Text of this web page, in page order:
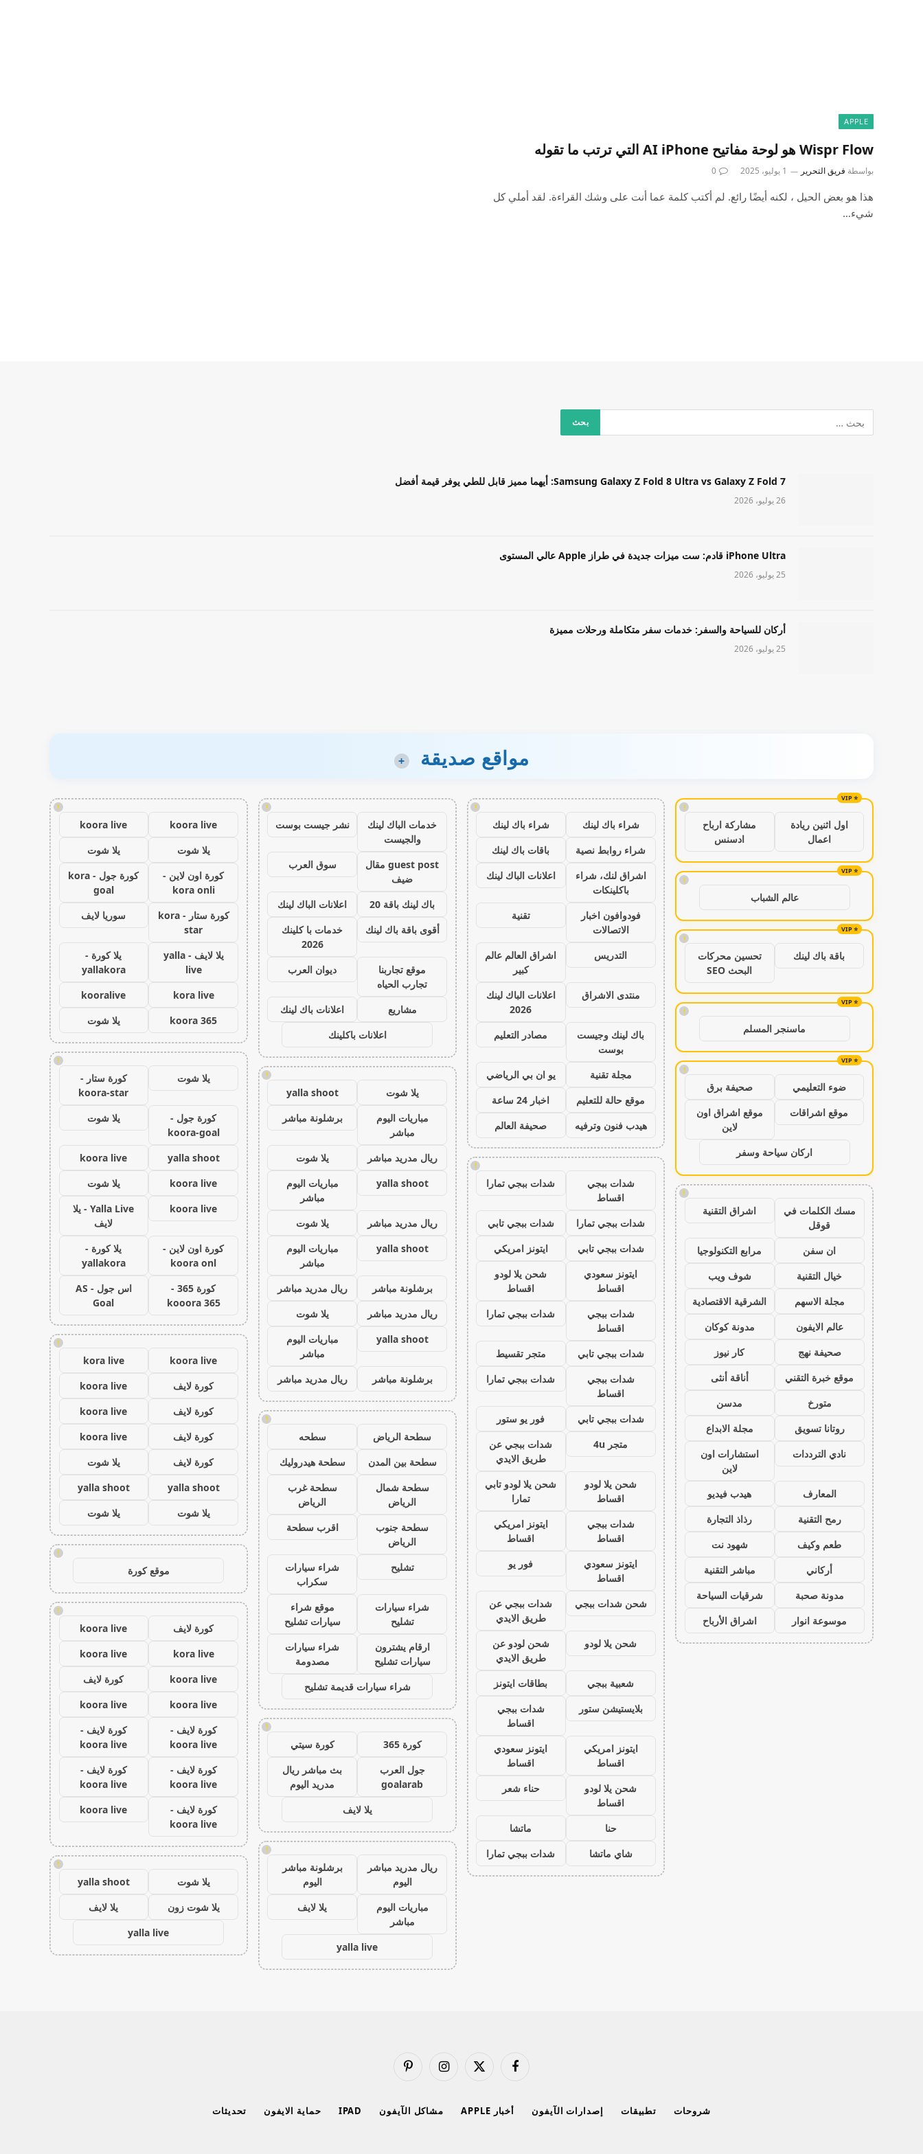
APPLE
Wispr Flow هو لوحة مفاتيح AI iPhone التي ترتب ما تقوله
بواسطة فريق التحرير 1 يوليو، 2025 0
هذا هو بعض الحيل ، لكنه أيضًا رائع. لم أكتب كلمة عما أنت على وشك القراءة. لقد أملي كل
شيء…
Samsung Galaxy Z Fold 8 Ultra vs Galaxy Z Fold 7: أيهما مميز قابل للطي يوفر قيمة أفضل
26 يوليو، 2026
iPhone Ultra قادم: ست ميزات جديدة في طراز Apple عالي المستوى
25 يوليو، 2026
أركان للسياحة والسفر: خدمات سفر متكاملة ورحلات مميزة
25 يوليو، 2026
مواقع صديقة +
!
اول اثنين ريادة
اعمال
مشاركة ارباح
ادسنس
!
عالم الشباب
!
باقة باك لينك
تحسين محركات
البحث SEO
!
ماسنجر المسلم
!
ضوء التعليمي
صحيفة برق
موقع اشراقات
موقع اشراق اون
لاين
اركان سياحة وسفر
!
مسك الكلمات في
قوقل
اشراق التقنية
ان سفن
مرابع التكنولوجيا
خيال التقنية
شوف ويب
مجلة الاسهم
الشرقية الاقتصادية
عالم الايفون
مدونة كوكان
صحيفة نهج
كار نيوز
موقع خبرة التقني
أناقة أنثى
متورخ
مدسن
روتانا تسويق
مجلة الابداع
نادي الترددات
استشارات اون
لاين
المعارف
هيدب فيديو
رمح التقنية
رذاذ التجارة
طعم وكيف
شهود نت
أركاني
مباشر التقنية
مدونة صحبة
شرقيات السياحة
موسوعة انوار
اشراق الأرباح
!
شراء باك لينك
شراء باك لينك
شراء روابط نصية
باقات باك لينك
اشراق لنك، شراء
باكلينكات
اعلانات الباك لينك
فودوافون اخبار
الاتصالات
تقنية
التدريس
اشراق العالم عالم
كبير
منتدى الاشراق
اعلانات الباك لينك
2026
باك لينك وجيست
بوست
مصادر التعليم
مجلة تقنية
يو ان بي الرياضي
موقع حالة للتعليم
اخبار 24 ساعة
هيدب فنون وترفيه
صحيفة العالم
!
شدات ببجي
اقساط
شدات ببجي تمارا
شدات ببجي تمارا
شدات ببجي تابي
شدات ببجي تابي
ايتونز امريكي
ايتونز سعودي
اقساط
شحن يلا لودو
اقساط
شدات ببجي
اقساط
شدات ببجي تمارا
شدات ببجي تابي
متجر تقسيط
شدات ببجي
اقساط
شدات ببجي تمارا
شدات ببجي تابي
فور يو ستور
متجر 4u
شدات ببجي عن
طريق الايدي
شحن يلا لودو
اقساط
شحن يلا لودو تابي
تمارا
شدات ببجي
اقساط
ايتونز امريكي
اقساط
ايتونز سعودي
اقساط
فور يو
شحن شدات ببجي
شدات ببجي عن
طريق الايدي
شحن يلا لودو
شحن لودو عن
طريق الايدي
شعبية ببجي
بطاقات ايتونز
بلايستيشن ستور
شدات ببجي
اقساط
ايتونز امريكي
اقساط
ايتونز سعودي
اقساط
شحن يلا لودو
اقساط
حناء شعر
حنا
ماتشا
شاي ماتشا
شدات ببجي تمارا
!
خدمات الباك لينك
والجيست
نشر جيست بوست
guest post مقال
ضيف
سوق العرب
باك لينك باقة 20
اعلانات الباك لينك
أقوى باقة باك لينك
خدمات با كلينك
2026
موقع تجاربنا
تجارب الحياه
ديوان العرب
مشاريع
اعلانات باك لينك
اعلانات باكلينك
!
يلا شوت
yalla shoot
مباريات اليوم
مباشر
برشلونة مباشر
ريال مدريد مباشر
يلا شوت
yalla shoot
مباريات اليوم
مباشر
ريال مدريد مباشر
يلا شوت
yalla shoot
مباريات اليوم
مباشر
برشلونة مباشر
ريال مدريد مباشر
ريال مدريد مباشر
يلا شوت
yalla shoot
مباريات اليوم
مباشر
برشلونة مباشر
ريال مدريد مباشر
!
سطحة الرياض
سطحه
سطحة بين المدن
سطحة هيدروليك
سطحة شمال
الرياض
سطحة غرب
الرياض
سطحة جنوب
الرياض
اقرب سطحة
تشليح
شراء سيارات
سكراب
شراء سيارات
تشليح
موقع شراء
سيارات تشليح
ارقام يشترون
سيارات تشليح
شراء سيارات
مصدومة
شراء سيارات قديمة تشليح
!
كورة 365
كورة سيتي
جول العرب
goalarab
بث مباشر ريال
مدريد اليوم
يلا لايف
!
ريال مدريد مباشر
اليوم
برشلونة مباشر
اليوم
مباريات اليوم
مباشر
يلا لايف
yalla live
!
koora live
koora live
يلا شوت
يلا شوت
كورة اون لاين -
kora onli
كورة جول - kora
goal
كورة ستار - kora
star
سوريا لايف
يلا لايف - yalla
live
يلا كورة -
yallakora
kora live
kooralive
koora 365
يلا شوت
!
يلا شوت
كورة ستار -
koora-star
كورة جول -
koora-goal
يلا شوت
yalla shoot
koora live
koora live
يلا شوت
koora live
Yalla Live - يلا
لايف
كورة اون لاين -
koora onl
يلا كورة -
yallakora
كورة 365 -
kooora 365
اس جول - AS
Goal
!
koora live
kora live
كورة لايف
koora live
كورة لايف
koora live
كورة لايف
koora live
كورة لايف
يلا شوت
yalla shoot
yalla shoot
يلا شوت
يلا شوت
!
موقع كورة
!
كورة لايف
koora live
kora live
koora live
koora live
كورة لايف
koora live
koora live
كورة لايف -
koora live
كورة لايف -
koora live
كورة لايف -
koora live
كورة لايف -
koora live
كورة لايف -
koora live
koora live
!
يلا شوت
yalla shoot
يلا شوت زون
يلا لايف
yalla live
فيسبوك
X
الانستغرامبينتيريست
شروحات تطبيقات إصدارات الآيفون أخبار APPLE مشاكل الآيفون IPAD حماية الايفون تحديثات